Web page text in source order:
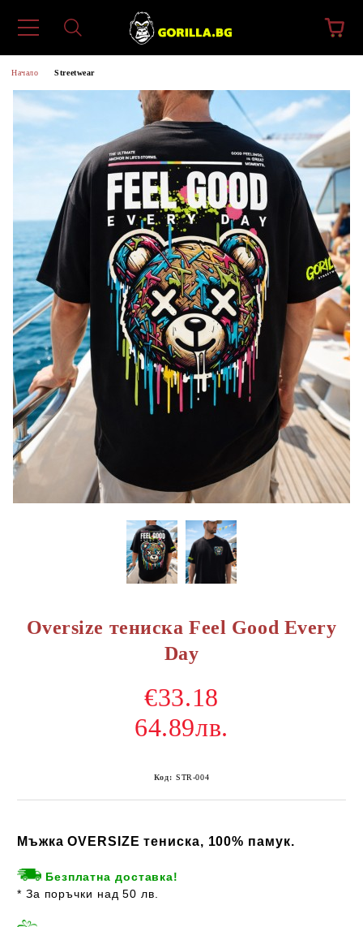
Начало Streetwear
Oversize тениска Feel Good Every
Day
€33.18
64.89лв.
Код: STR-004
Мъжка OVERSIZE тениска, 100% памук.
Безплатна доставка!
* За поръчки над 50 лв.